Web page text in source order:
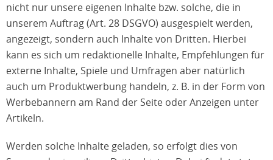
nicht nur unsere eigenen Inhalte bzw. solche, die in
unserem Auftrag (Art. 28 DSGVO) ausgespielt werden,
angezeigt, sondern auch Inhalte von Dritten. Hierbei
kann es sich um redaktionelle Inhalte, Empfehlungen für
externe Inhalte, Spiele und Umfragen aber natürlich
auch um Produktwerbung handeln, z. B. in der Form von
Werbebannern am Rand der Seite oder Anzeigen unter
Artikeln.
Werden solche Inhalte geladen, so erfolgt dies von